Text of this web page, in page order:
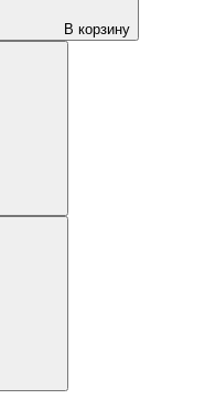
В корзину